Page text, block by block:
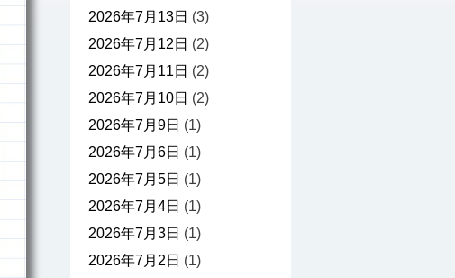
2026年7月13日 (3)
2026年7月12日 (2)
2026年7月11日 (2)
2026年7月10日 (2)
2026年7月9日 (1)
2026年7月6日 (1)
2026年7月5日 (1)
2026年7月4日 (1)
2026年7月3日 (1)
2026年7月2日 (1)